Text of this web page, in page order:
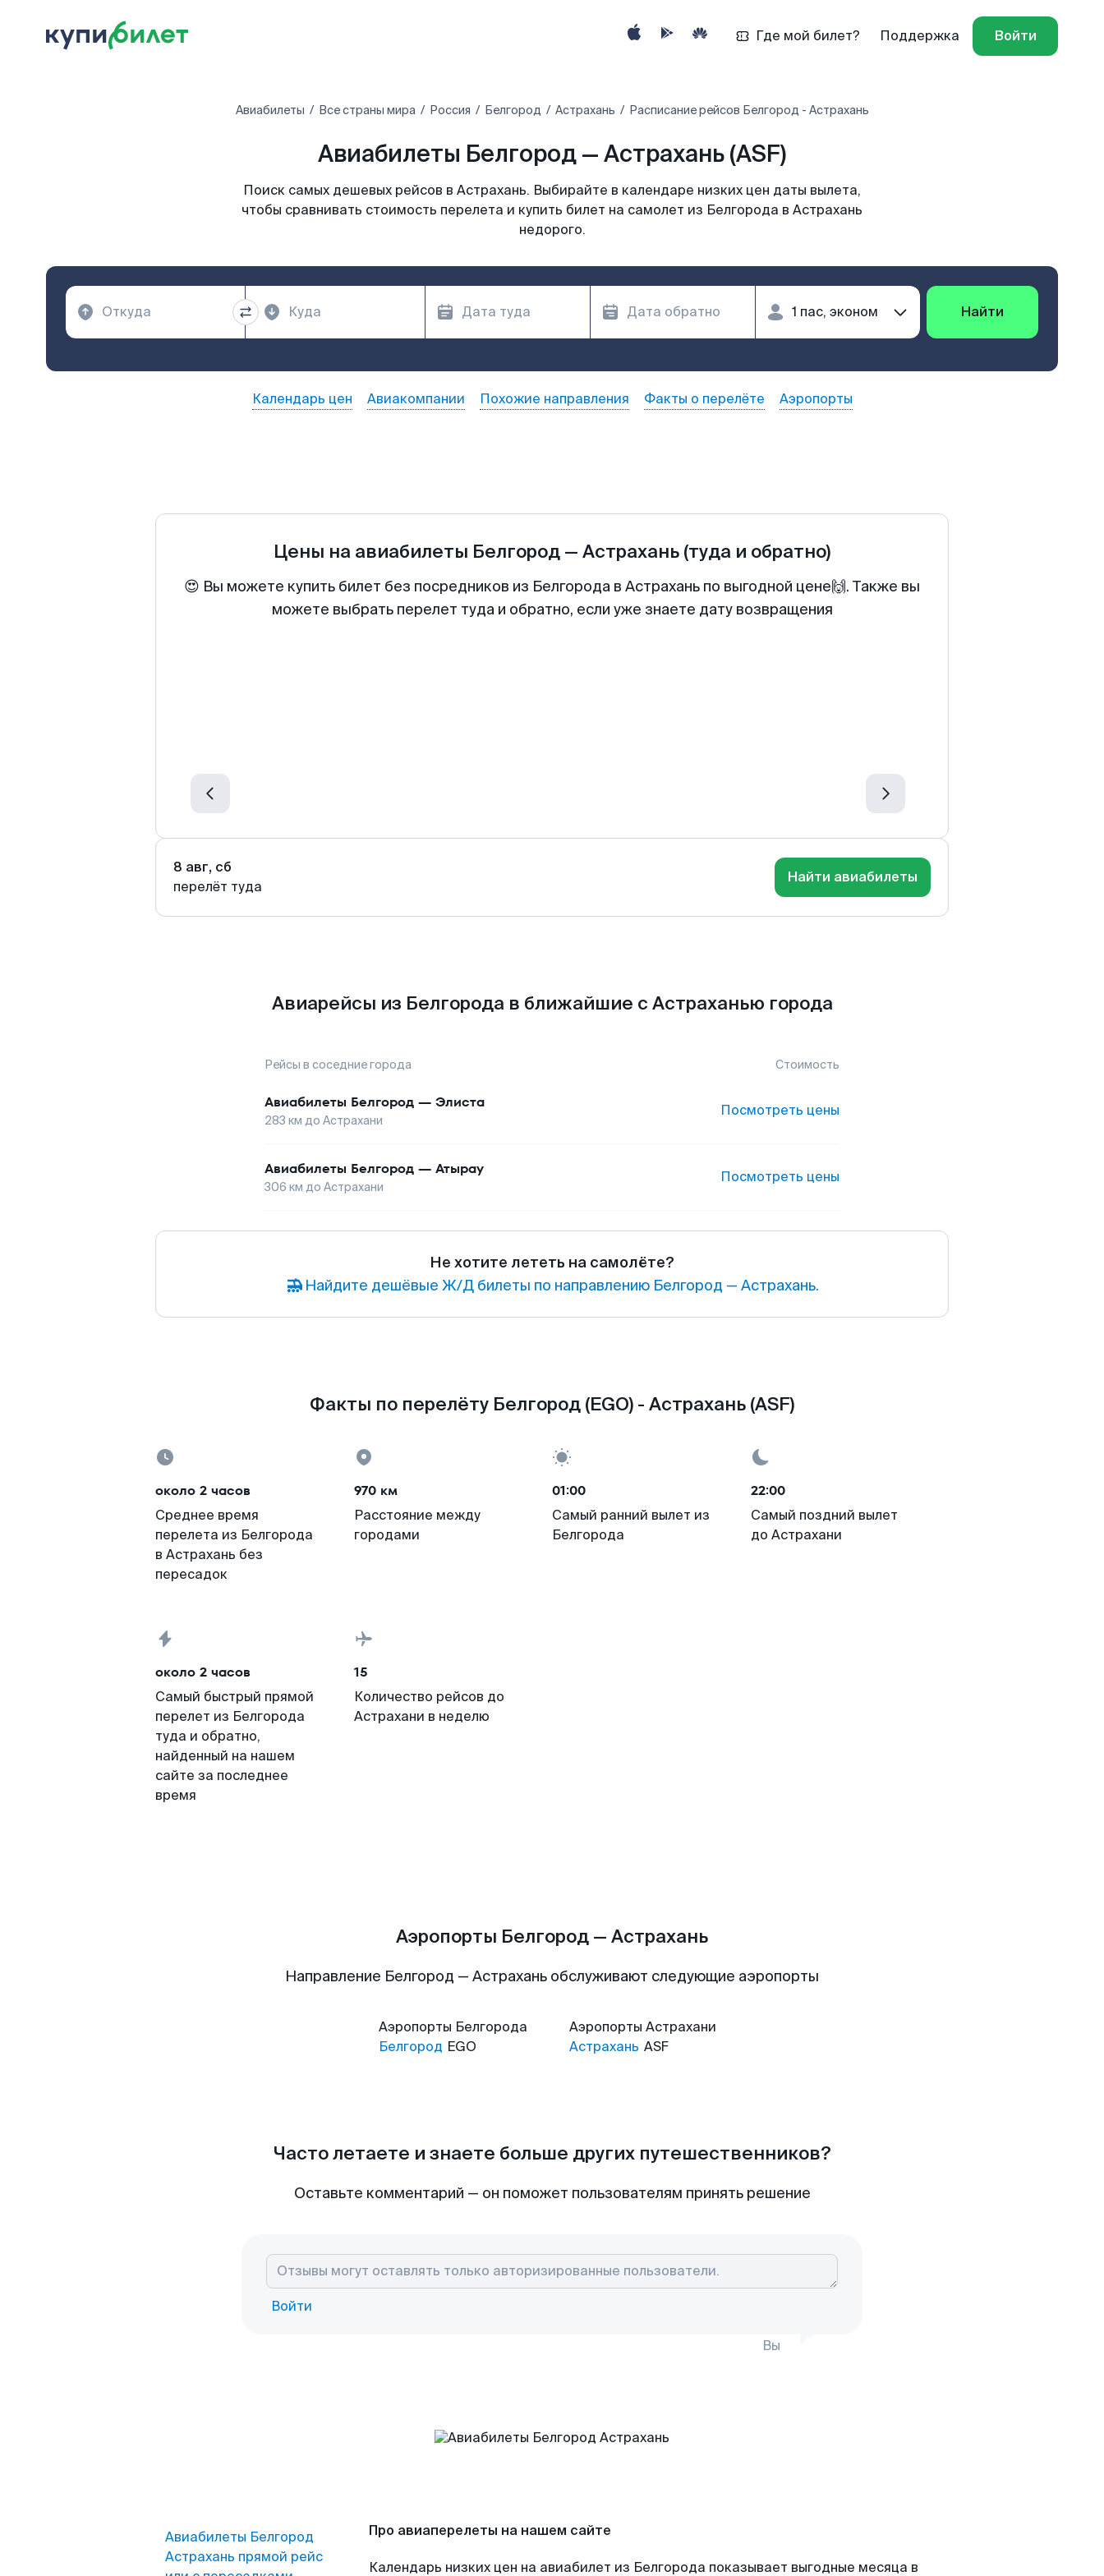
Где мой билет? Поддержка Войти
Авиабилеты Все страны мира Россия Белгород Астрахань Расписание рейсов Белгород - Астрахань
Авиабилеты Белгород — Астрахань (ASF)
Поиск самых дешевых рейсов в Астрахань. Выбирайте в календаре низких цен даты вылета,
чтобы сравнивать стоимость перелета и купить билет на самолет из Белгорода в Астрахань
недорого.
Найти
Календарь цен Авиакомпании Похожие направления Факты о перелёте Аэропорты
Цены на авиабилеты Белгород — Астрахань (туда и обратно)
😍 Вы можете купить билет без посредников из Белгорода в Астрахань по выгодной цене🙌. Также вы
можете выбрать перелет туда и обратно, если уже знаете дату возвращения
8 авг, сб
перелёт туда
Найти авиабилеты
Авиарейсы из Белгорода в ближайшие с Астраханью города
Рейсы в соседние города Стоимость
Авиабилеты Белгород — Элиста
283 км до Астрахани
Посмотреть цены
Авиабилеты Белгород — Атырау
306 км до Астрахани
Посмотреть цены
Не хотите лететь на самолёте?
Найдите дешёвые Ж/Д билеты по направлению Белгород — Астрахань.
Факты по перелёту Белгород (EGO) - Астрахань (ASF)
около 2 часов
Среднее время
перелета из Белгорода
в Астрахань без
пересадок
970 км
Расстояние между
городами
01:00
Самый ранний вылет из
Белгорода
22:00
Самый поздний вылет
до Астрахани
около 2 часов
Самый быстрый прямой
перелет из Белгорода
туда и обратно,
найденный на нашем
сайте за последнее
время
15
Количество рейсов до
Астрахани в неделю
Аэропорты Белгород — Астрахань
Направление Белгород — Астрахань обслуживают следующие аэропорты
Аэропорты Белгорода
Белгород EGO
Аэропорты Астрахани
Астрахань ASF
Часто летаете и знаете больше других путешественников?
Оставьте комментарий — он поможет пользователям принять решение
Войти
Вы
Авиабилеты Белгород
Астрахань прямой рейс
Про авиаперелеты на нашем сайте
Календарь низких цен на авиабилет из Белгорода показывает выгодные месяца в